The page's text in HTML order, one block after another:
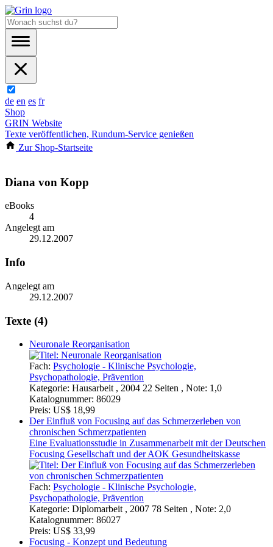
de en es fr
Shop
GRIN Website
Texte veröffentlichen, Rundum-Service genießen
Zur Shop-Startseite
Diana von Kopp
eBooks
4
Angelegt am
29.12.2007
Info
Angelegt am
29.12.2007
Texte (4)
Neuronale Reorganisation
Fach: Psychologie - Klinische Psychologie,
Psychopathologie, Prävention
Kategorie: Hausarbeit , 2004 22 Seiten , Note: 1,0
Katalognummer: 86029
Preis: US$ 18,99
Der Einfluß von Focusing auf das Schmerzerleben von
chronischen Schmerzpatienten
Eine Evaluationsstudie in Zusammenarbeit mit der Deutschen
Focusing Gesellschaft und der AOK Gesundheitskasse
Fach:Psychologie - Klinische Psychologie,
Psychopathologie, Prävention
Kategorie:Diplomarbeit , 2007 78 Seiten , Note: 2,0
Katalognummer:86027
Preis:US$ 33,99
Focusing - Konzept und Bedeutung